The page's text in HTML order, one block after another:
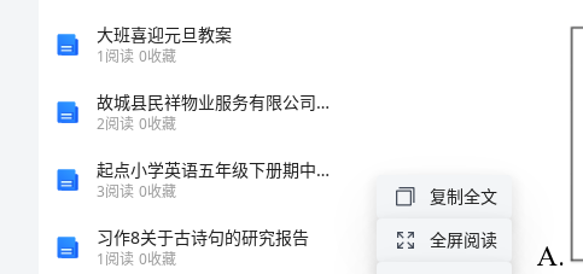
大班喜迎元旦教案
1阅读 0收藏
故城县民祥物业服务有限公司介绍企业发展分析报告
2阅读 0收藏
起点小学英语五年级下册期中试题
3阅读 0收藏
习作8关于古诗句的研究报告
1阅读 0收藏
复制全文
全屏阅读